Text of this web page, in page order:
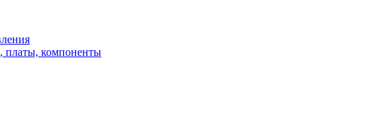
платы, компоненты